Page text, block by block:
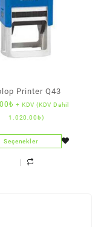
Printer Q43
₺ + KDV (KDV Dahil
1.020,00₺)
Seçenekler